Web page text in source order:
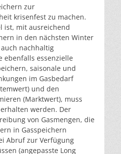
zur
krisenfest zu machen.
ist, mit ausreichend
in den nächsten Winter
nachhaltig
ebenfalls essenzielle
saisonale und
im Gasbedarf
und den
(Marktwert), muss
werden. Der
von Gasmengen, die
in Gasspeichern
Abruf zur Verfügung
(angepasste Long